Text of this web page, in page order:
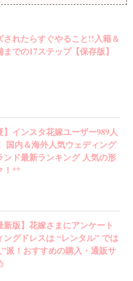
されたらすぐやること!!入籍＆
での17ステップ【保存版】
】インスタ花嫁ユーザー989人
国内＆海外人気ウェディング
ンド最新ランキング 人気の形
！**
新版】花嫁さまにアンケート
グドレスは “レンタル” では
派！おすすめの購入・通販サ